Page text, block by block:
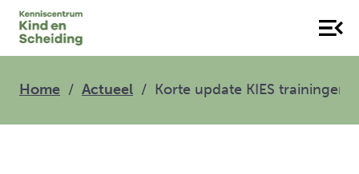
Home Actueel Korte update KIES trainingen